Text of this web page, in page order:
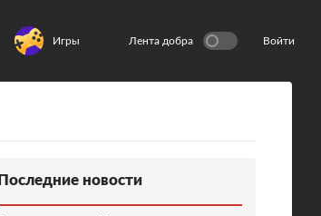
Игры Лента добра Войти
Последние новости